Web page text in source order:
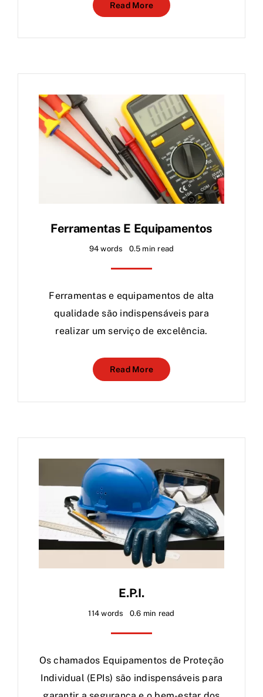
Read More
Ferramentas E Equipamentos
94 words 0.5 min read
Ferramentas e equipamentos de alta
qualidade são indispensáveis para
realizar um serviço de excelência.
Read More
E.P.I.
114 words 0.6 min read
Os chamados Equipamentos de Proteção
Individual (EPIs) são indispensáveis para